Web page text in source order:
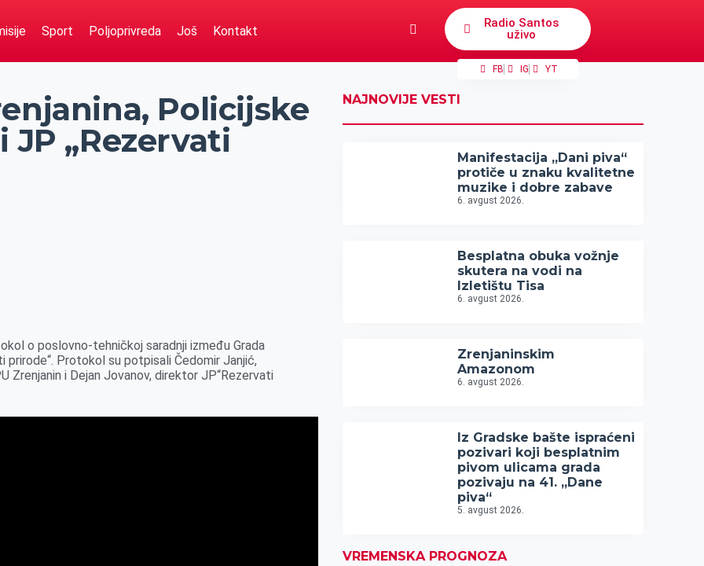
Sport Poljoprivreda Još Kontakt
Radio Santos
uživo
FB IG YT
Policijske
„Rezervati
o poslovno-tehničkoj saradnji između Grada
prirode“. Protokol su potpisali Čedomir Janjić,
Zrenjanin i Dejan Jovanov, direktor JP“Rezervati
NAJNOVIJE VESTI
Manifestacija „Dani piva“
protiče u znaku kvalitetne
muzike i dobre zabave
6. avgust 2026.
Besplatna obuka vožnje
skutera na vodi na
Izletištu Tisa
6. avgust 2026.
Zrenjaninskim
Amazonom
6. avgust 2026.
Iz Gradske bašte ispraćeni
pozivari koji besplatnim
pivom ulicama grada
pozivaju na 41. „Dane
piva“
5. avgust 2026.
VREMENSKA PROGNOZA